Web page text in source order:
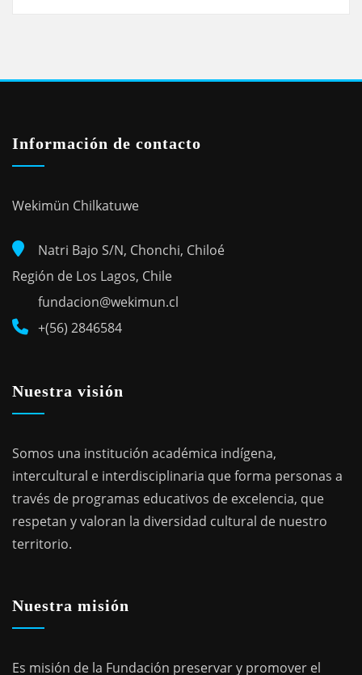
Información de contacto
Wekimün Chilkatuwe
Natri Bajo S/N, Chonchi, Chiloé
Región de Los Lagos, Chile
fundacion@wekimun.cl
+(56) 2846584
Nuestra visión
Somos una institución académica indígena,
intercultural e interdisciplinaria que forma personas a
través de programas educativos de excelencia, que
respetan y valoran la diversidad cultural de nuestro
territorio.
Nuestra misión
Es misión de la Fundación preservar y promover el